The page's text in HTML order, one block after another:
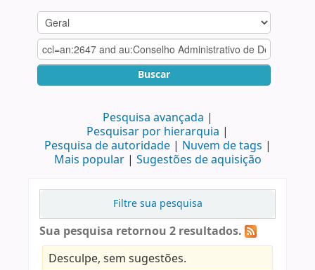
Buscar
Pesquisa avançada
Pesquisar por hierarquia
Pesquisa de autoridade
Nuvem de tags
Mais popular
Sugestões de aquisição
Filtre sua pesquisa
Sua pesquisa retornou 2 resultados.
Desculpe, sem sugestões.